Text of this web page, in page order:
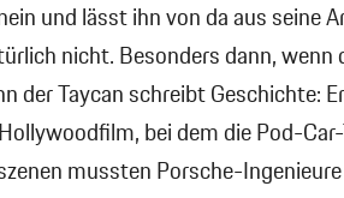
und lässt ihn von da aus seine
nicht. Besonders dann,
der Taycan schreibt Geschichte:
bei dem die Pod-
mussten Porsche-